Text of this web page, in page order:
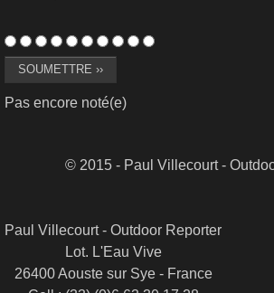
Pas encore noté(e)
© 2015 - Paul Villecourt -
Paul Villecourt - Outdoor Reporter
Lot. L'Eau Vive
26400 Aouste sur Sye - France